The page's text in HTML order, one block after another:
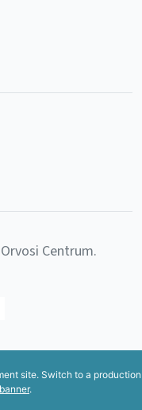
Centrum.
site. Switch to a production
.